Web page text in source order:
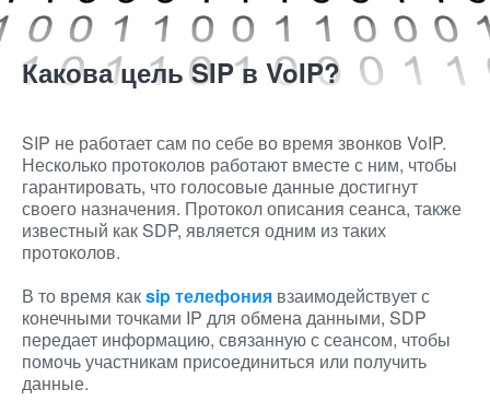
Какова цель SIP в VoIP?
SIP не работает сам по себе во время звонков VoIP.
Несколько протоколов работают вместе с ним, чтобы
гарантировать, что голосовые данные достигнут
своего назначения. Протокол описания сеанса, также
известный как SDP, является одним из таких
протоколов.
В то время какsip телефония взаимодействует с
конечными точками IP для обмена данными, SDP
передает информацию, связанную с сеансом, чтобы
помочь участникам присоединиться или получить
данные.